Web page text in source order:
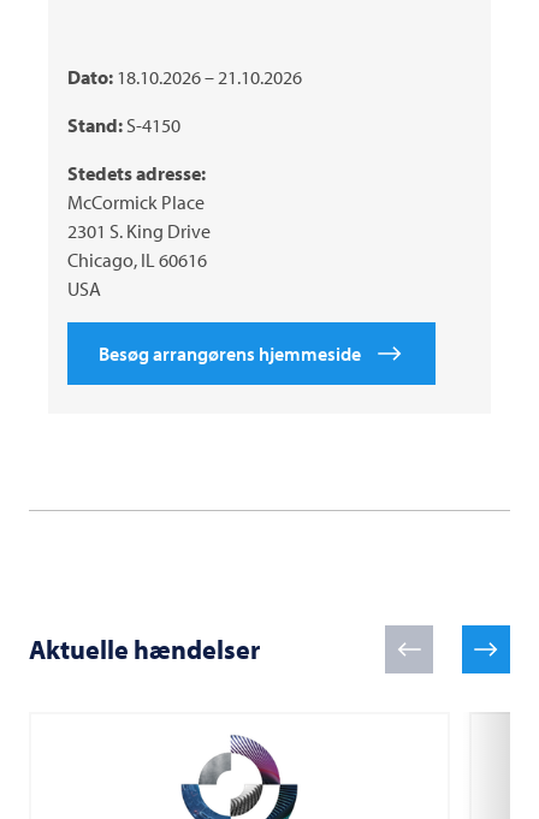
Dato: 18.10.2026 – 21.10.2026
Stand: S-4150
Stedets adresse:
McCormick Place
2301 S. King Drive
Chicago, IL 60616
USA
Besøg arrangørens hjemmeside
Aktuelle hændelser